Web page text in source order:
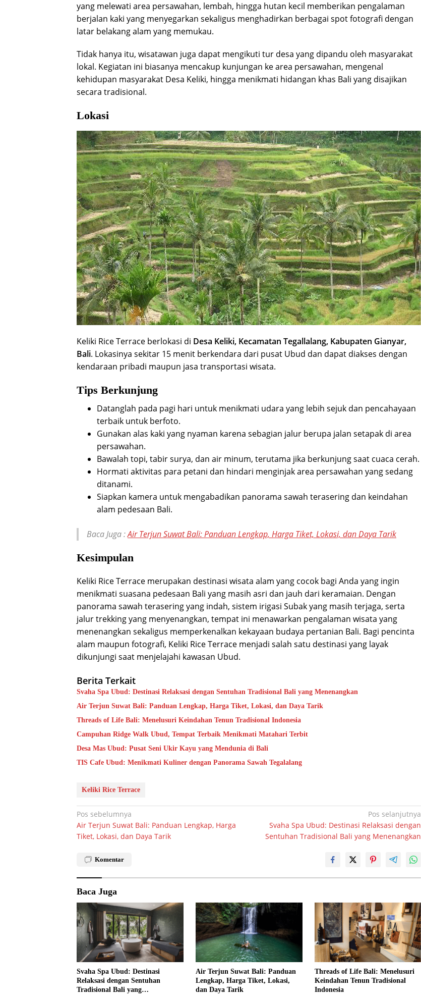
yang melewati area persawahan, lembah, hingga hutan kecil memberikan pengalaman
berjalan kaki yang menyegarkan sekaligus menghadirkan berbagai spot fotografi dengan
latar belakang alam yang memukau.
Tidak hanya itu, wisatawan juga dapat mengikuti tur desa yang dipandu oleh masyarakat
lokal. Kegiatan ini biasanya mencakup kunjungan ke area persawahan, mengenal
kehidupan masyarakat Desa Keliki, hingga menikmati hidangan khas Bali yang disajikan
secara tradisional.
Lokasi
Keliki Rice Terrace berlokasi di Desa Keliki, Kecamatan Tegallalang, Kabupaten Gianyar,
Bali. Lokasinya sekitar 15 menit berkendara dari pusat Ubud dan dapat diakses dengan
kendaraan pribadi maupun jasa transportasi wisata.
Tips Berkunjung
Datanglah pada pagi hari untuk menikmati udara yang lebih sejuk dan pencahayaan
terbaik untuk berfoto.
Gunakan alas kaki yang nyaman karena sebagian jalur berupa jalan setapak di area
persawahan.
Bawalah topi, tabir surya, dan air minum, terutama jika berkunjung saat cuaca cerah.
Hormati aktivitas para petani dan hindari menginjak area persawahan yang sedang
ditanami.
Siapkan kamera untuk mengabadikan panorama sawah terasering dan keindahan
alam pedesaan Bali.
Baca Juga :Air Terjun Suwat Bali: Panduan Lengkap, Harga Tiket, Lokasi, dan Daya Tarik
Kesimpulan
Keliki Rice Terrace merupakan destinasi wisata alam yang cocok bagi Anda yang ingin
menikmati suasana pedesaan Bali yang masih asri dan jauh dari keramaian. Dengan
panorama sawah terasering yang indah, sistem irigasi Subak yang masih terjaga, serta
jalur trekking yang menyenangkan, tempat ini menawarkan pengalaman wisata yang
menenangkan sekaligus memperkenalkan kekayaan budaya pertanian Bali. Bagi pencinta
alam maupun fotografi, Keliki Rice Terrace menjadi salah satu destinasi yang layak
dikunjungi saat menjelajahi kawasan Ubud.
Berita Terkait
Svaha Spa Ubud: Destinasi Relaksasi dengan Sentuhan Tradisional Bali yang Menenangkan
Air Terjun Suwat Bali: Panduan Lengkap, Harga Tiket, Lokasi, dan Daya Tarik
Threads of Life Bali: Menelusuri Keindahan Tenun Tradisional Indonesia
Campuhan Ridge Walk Ubud, Tempat Terbaik Menikmati Matahari Terbit
Desa Mas Ubud: Pusat Seni Ukir Kayu yang Mendunia di Bali
TIS Cafe Ubud: Menikmati Kuliner dengan Panorama Sawah Tegalalang
Keliki Rice Terrace
Navigasi
pos
Pos sebelumnya
Air Terjun Suwat Bali: Panduan Lengkap, Harga
Tiket, Lokasi, dan Daya Tarik
Pos selanjutnya
Svaha Spa Ubud: Destinasi Relaksasi dengan
Sentuhan Tradisional Bali yang Menenangkan
Komentar
Baca Juga
Svaha Spa Ubud: Destinasi
Relaksasi dengan Sentuhan
Tradisional Bali yang
Air Terjun Suwat Bali: Panduan
Lengkap, Harga Tiket, Lokasi,
dan Daya Tarik
Threads of Life Bali: Menelusuri
Keindahan Tenun Tradisional
Indonesia